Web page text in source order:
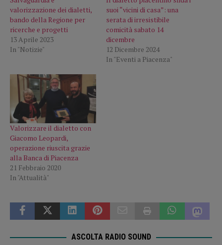
valorizzazione dei dialetti,
bando della Regione per
ricerche e progetti
13 Aprile 2023
In "Notizie"
suoi “vicini di casa”: una
serata di irresistibile
comicità sabato 14
dicembre
12 Dicembre 2024
In "Eventi a Piacenza"
Valorizzare il dialetto con
Giacomo Leopardi,
operazione riuscita grazie
alla Banca di Piacenza
21 Febbraio 2020
In "Attualità"
ASCOLTA RADIO SOUND